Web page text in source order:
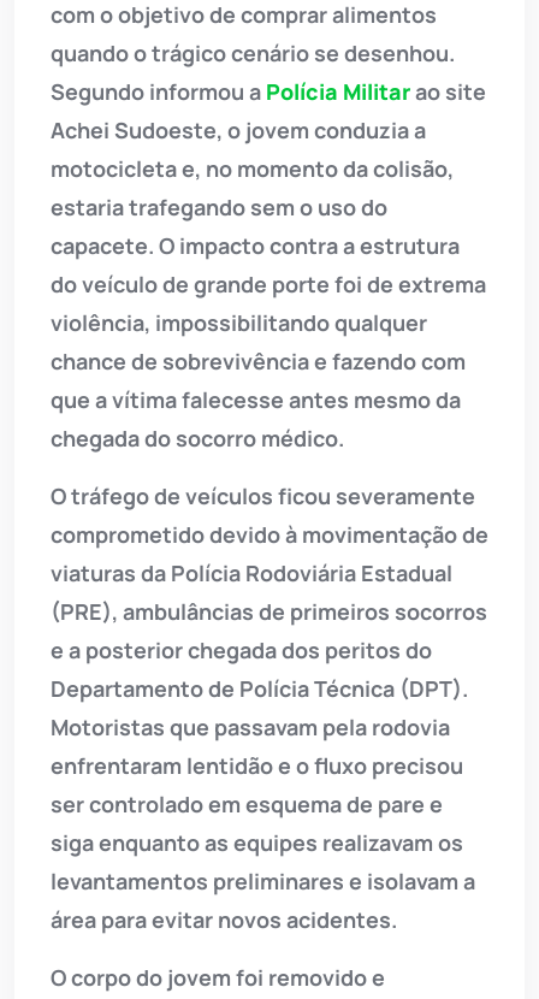
com o objetivo de comprar alimentos
quando o trágico cenário se desenhou.
Segundo informou a Polícia Militarao site
Achei Sudoeste, o jovem conduzia a
motocicleta e, no momento da colisão,
estaria trafegando sem o uso do
capacete. O impacto contra a estrutura
do veículo de grande porte foi de extrema
violência, impossibilitando qualquer
chance de sobrevivência e fazendo com
que a vítima falecesse antes mesmo da
chegada do socorro médico.
O tráfego de veículos ficou severamente
comprometido devido à movimentação de
viaturas da Polícia Rodoviária Estadual
(PRE), ambulâncias de primeiros socorros
e a posterior chegada dos peritos do
Departamento de Polícia Técnica (DPT).
Motoristas que passavam pela rodovia
enfrentaram lentidão e o fluxo precisou
ser controlado em esquema de pare e
siga enquanto as equipes realizavam os
levantamentos preliminares e isolavam a
área para evitar novos acidentes.
O corpo do jovem foi removido e